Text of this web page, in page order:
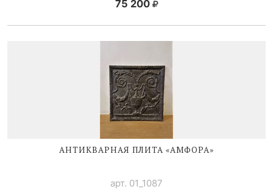
75 200
АНТИКВАРНАЯ ПЛИТА «АМФОРА»
арт. 01_1087